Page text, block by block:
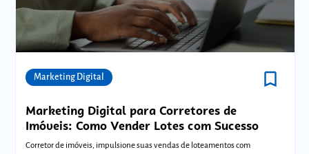
Marketing Digital bookmark_border
Marketing Digital para Corretores de
Imóveis: Como Vender Lotes com Sucesso
Corretor de imóveis, impulsione suas vendas de loteamentos com